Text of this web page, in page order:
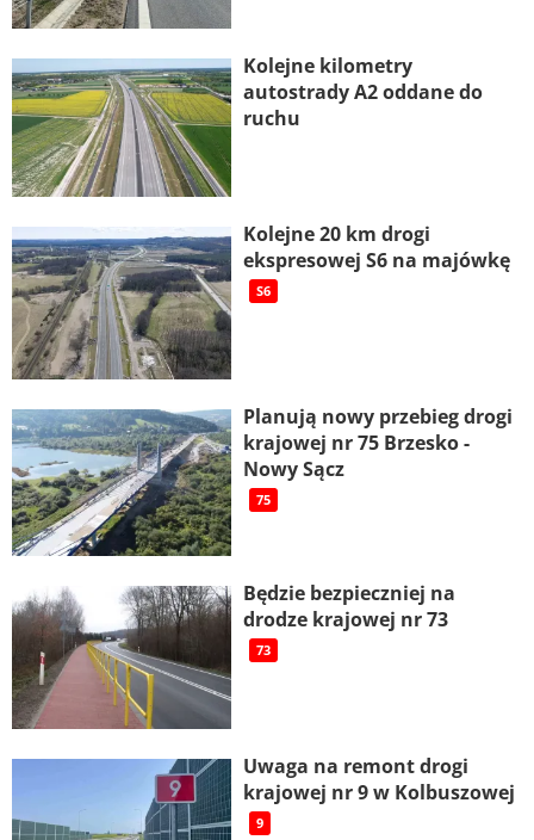
Kolejne kilometry
autostrady A2 oddane do
ruchu
Kolejne 20 km drogi
ekspresowej S6 na majówkę
S6
Planują nowy przebieg drogi
krajowej nr 75 Brzesko -
Nowy Sącz
75
Będzie bezpieczniej na
drodze krajowej nr 73
73
Uwaga na remont drogi
krajowej nr 9 w Kolbuszowej
9